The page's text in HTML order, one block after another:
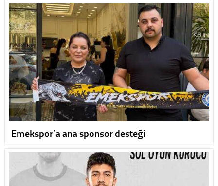
Emekspor’a ana sponsor desteği